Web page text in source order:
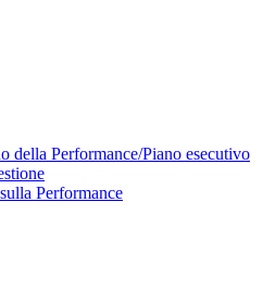
della Performance/Piano esecutivo
Performance